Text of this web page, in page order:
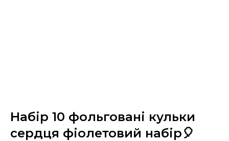
Набір 10 фольговані кульки
сердця фіолетовий набір🎈